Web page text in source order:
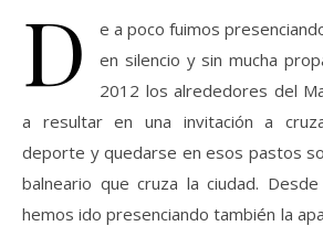
D
e a poco fuimos
en silencio y sin mucha
2012 los alrededores del
a resultar en una invitación a
deporte y quedarse en esos pastos
balneario que cruza la ciudad.
hemos ido presenciando también la